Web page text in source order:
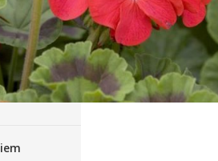
audzēšanai(72)
arī